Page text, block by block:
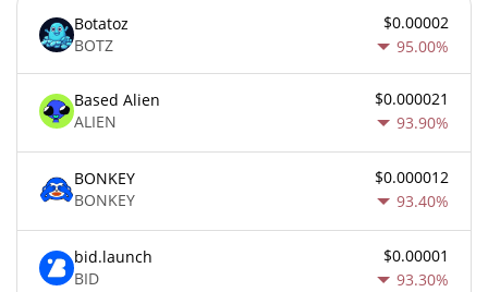
Botatoz
BOTZ
$0.00002
95.00%
Based Alien
ALIEN
$0.000021
93.90%
BONKEY
BONKEY
$0.000012
93.40%
bid.launch
BID
$0.00001
93.30%